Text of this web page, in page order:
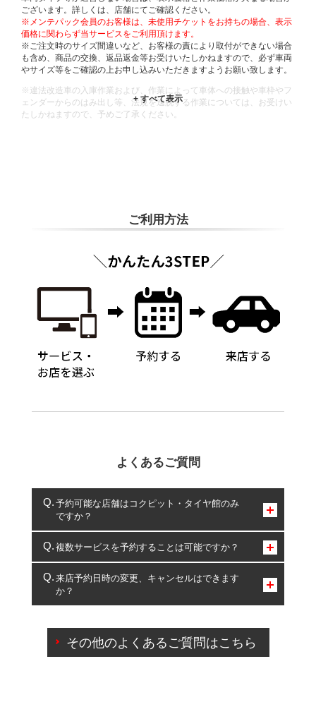
ございます。詳しくは、店舗にてご確認ください。
※メンテパック会員のお客様は、未使用チケットをお持ちの場合、表示
価格に関わらず当サービスをご利用頂けます。
※ご注文時のサイズ間違いなど、お客様の責により取付ができない場合
も含め、商品の交換、返品返金等お受けいたしかねますので、必ず車両
やサイズ等をご確認の上お申し込みいただきますようお願い致します。
※違法改造車の入庫作業および、作業によって車体への接触や車枠やフ
ェンダーからのはみ出し等、法規を逸脱する作業については、お受けい
たしかねますので、予めご了承ください。
ご利用方法
よくあるご質問
予約可能な店舗はコクピット・タイヤ館のみ
ですか？
コクピット・タイヤ館のみとなります。
複数サービスを予約することは可能ですか？
複数サービスのご予約は可能です。
一部の商品・サービスの組み合わせに限り、同時にご予約が
出来ないものもございます。
来店予約日時の変更、キャンセルはできます
か？
ご来店予約日の3営業日前を過ぎている場合のご予約
の日時変更につきましては、直接ご予約の店舗まで
その他のよくあるご質問はこちら